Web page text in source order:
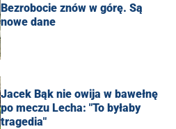
Bezrobocie znów w górę. Są
nowe dane
Jacek Bąk nie owija w bawełnę
po meczu Lecha: "To byłaby
tragedia"